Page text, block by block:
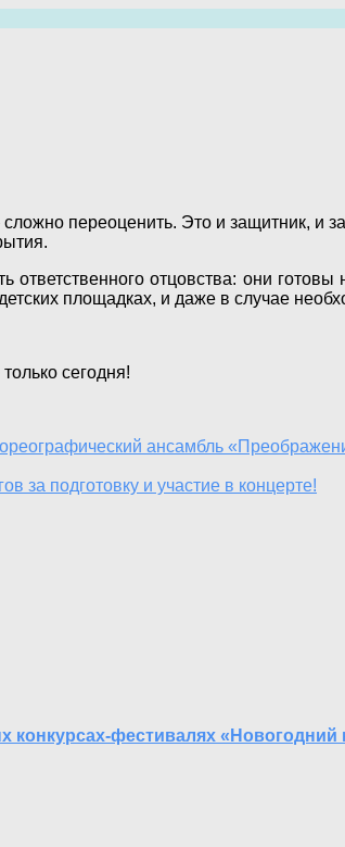
переоценить. Это и защитник, и
отцовства: они
площадках, и даже в случае
сегодня!
ансамбль
за подготовку и участие в концерте!
фестивалях